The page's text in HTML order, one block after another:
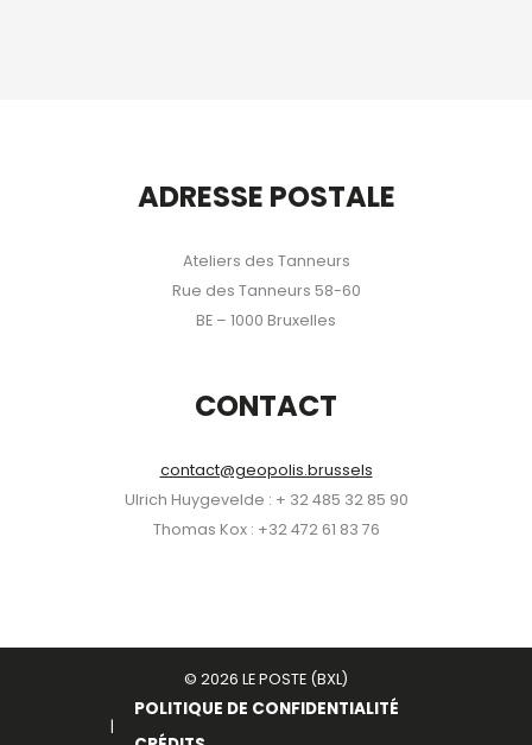
ADRESSE POSTALE
Ateliers des Tanneurs
Rue des Tanneurs 58-60
BE – 1000 Bruxelles
CONTACT
contact@geopolis.brussels
Ulrich Huygevelde : + 32 485 32 85 90
Thomas Kox : +32 472 61 83 76
© 2026 LE POSTE (BXL)
POLITIQUE DE CONFIDENTIALITÉ